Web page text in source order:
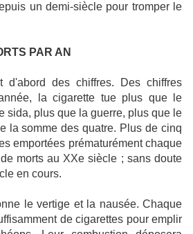
un demi-siècle pour tromper le
PAR AN
d'abord des chiffres. Des chiffres
la cigarette tue plus que le
sida, plus que la guerre, plus que le
la somme des quatre. Plus de cinq
emportées prématurément chaque
morts au XXe siècle ; sans doute
en cours.
le vertige et la nausée. Chaque
de cigarettes pour emplir